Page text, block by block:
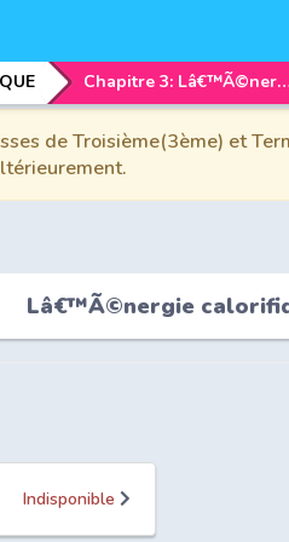
Chapitre 3: Lâ€™Ã©nergie calorifique
de Troisième(3ème) et
Lâ€™Ã©nergie
Indisponible